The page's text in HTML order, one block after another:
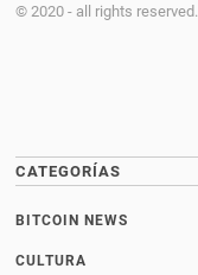
© 2020 - all rights reserved.
CATEGORÍAS
BITCOIN NEWS
CULTURA